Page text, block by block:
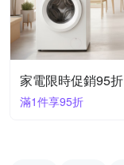
家電限時促銷95折
滿1件享95折